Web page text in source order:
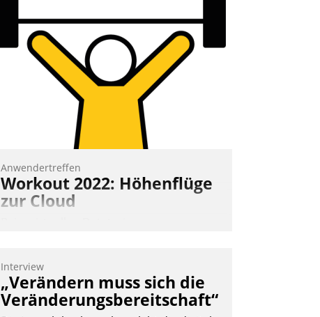
Dazwischen zeigte Datatrain, was es
Neues zu bieten hat.
Nadja Hußmann
Anwendertreffen
Workout 2022: Höhenflüge
zur Cloud
Teilnehmer kurzweilige Einblicke in
innovative Cloud-Strategien und -
Lösungen mit hohem Zukunftspotenzial.
Interview
„Verändern muss sich die
Veränderungsbereitschaft“